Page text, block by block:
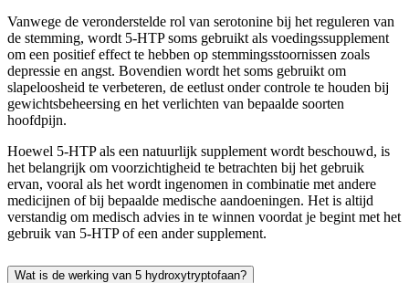
Vanwege de veronderstelde rol van serotonine bij het reguleren van
de stemming, wordt 5-HTP soms gebruikt als voedingssupplement
om een positief effect te hebben op stemmingsstoornissen zoals
depressie en angst. Bovendien wordt het soms gebruikt om
slapeloosheid te verbeteren, de eetlust onder controle te houden bij
gewichtsbeheersing en het verlichten van bepaalde soorten
hoofdpijn.
Hoewel 5-HTP als een natuurlijk supplement wordt beschouwd, is
het belangrijk om voorzichtigheid te betrachten bij het gebruik
ervan, vooral als het wordt ingenomen in combinatie met andere
medicijnen of bij bepaalde medische aandoeningen. Het is altijd
verstandig om medisch advies in te winnen voordat je begint met het
gebruik van 5-HTP of een ander supplement.
Wat is de werking van 5 hydroxytryptofaan?